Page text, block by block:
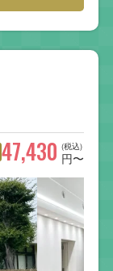
(税込)
47,430 円〜